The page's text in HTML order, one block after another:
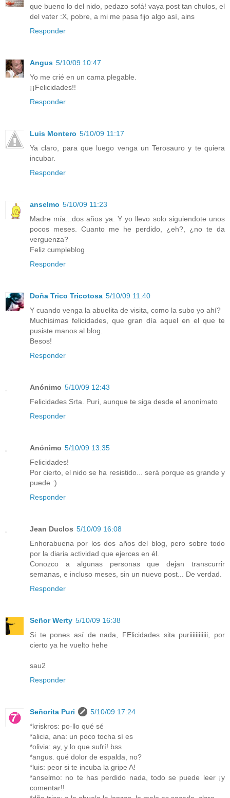
que bueno lo del nido, pedazo sofá! vaya post tan chulos, el
del vater :X, pobre, a mi me pasa fijo algo así, ains
Responder
Angus 5/10/09 10:47
Yo me crié en un cama plegable.
¡¡Felicidades!!
Responder
Luis Montero 5/10/09 11:17
Ya claro, para que luego venga un Terosauro y te quiera
incubar.
Responder
anselmo 5/10/09 11:23
Madre mía...dos años ya. Y yo llevo solo siguiendote unos
pocos meses. Cuanto me he perdido, ¿eh?, ¿no te da
verguenza?
Feliz cumpleblog
Responder
Doña Trico Tricotosa 5/10/09 11:40
Y cuando venga la abuelita de visita, como la subo yo ahí?
Muchisimas felicidades, que gran día aquel en el que te
pusiste manos al blog.
Besos!
Responder
Anónimo 5/10/09 12:43
Felicidades Srta. Puri, aunque te siga desde el anonimato
Responder
Anónimo 5/10/09 13:35
Felicidades!
Por cierto, el nido se ha resistido... será porque es grande y
puede :)
Responder
Jean Duclos 5/10/09 16:08
Enhorabuena por los dos años del blog, pero sobre todo
por la diaria actividad que ejerces en él.
Conozco a algunas personas que dejan transcurrir
semanas, e incluso meses, sin un nuevo post... De verdad.
Responder
Señor Werty 5/10/09 16:38
Si te pones así de nada, FElicidades sita puriiiiiiiiiiii, por
cierto ya he vuelto hehe
sau2
Responder
Señorita Puri
5/10/09 17:24
*kriskros: po-llo qué sé
*alicia, ana: un poco tocha sí es
*olivia: ay, y lo que sufrí! bss
*angus. qué dolor de espalda, no?
*luis: peor si te incuba la gripe A!
*anselmo: no te has perdido nada, todo se puede leer ¡y
comentar!!